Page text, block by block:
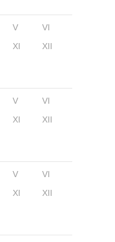
V
VI
XI XII
V
VI
XI XII
V
VI
XI XII